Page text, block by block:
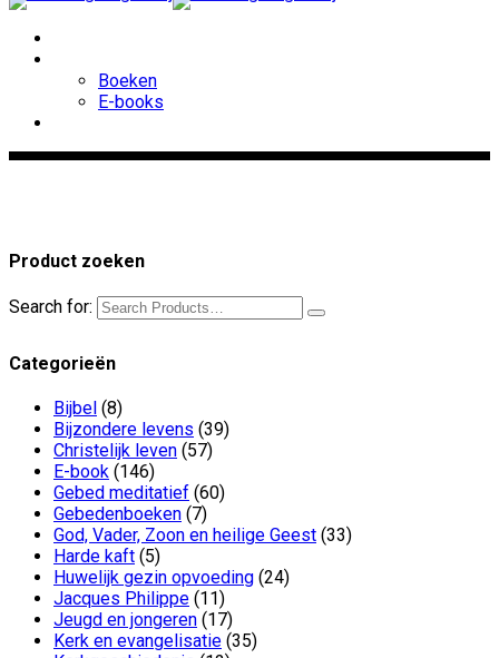
Boeken
E-books
Product zoeken
Search for:
Categorieën
Bijbel (8)
Bijzondere levens (39)
Christelijk leven (57)
E-book (146)
Gebed meditatief (60)
Gebedenboeken (7)
God, Vader, Zoon en heilige Geest (33)
Harde kaft (5)
Huwelijk gezin opvoeding (24)
Jacques Philippe (11)
Jeugd en jongeren (17)
Kerk en evangelisatie (35)